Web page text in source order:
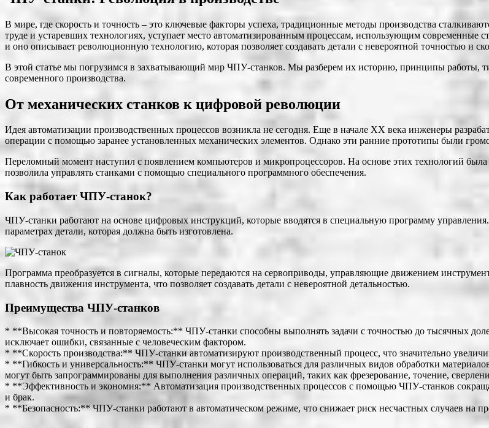
В мире, где скорость и точность – это ключевые факторы успеха, традиционные методы производства
труде и устаревших технологиях, уступает место автоматизированным процессам, использующим
и оно описывает революционную технологию, которая позволяет создавать детали с невероятной точностью и
В этой статье мы погрузимся в захватывающий мир ЧПУ-станков. Мы разберем их историю, принципы работы,
современного производства.
От механических станков к цифровой революции
Идея автоматизации производственных процессов возникла не сегодня. Еще в начале XX века инженеры
операции с помощью заранее установленных механических элементов. Однако эти ранние прототипы были
Переломный момент наступил с появлением компьютеров и микропроцессоров. На основе этих технологий
позволила управлять станками с помощью специального программного обеспечения.
Как работает ЧПУ-станок?
ЧПУ-станки работают на основе цифровых инструкций, которые вводятся в специальную программу
параметрах детали, которая должна быть изготовлена.
Программа преобразуется в сигналы, которые передаются на сервоприводы, управляющие движением
плавность движения инструмента, что позволяет создавать детали с невероятной детальностью.
Преимущества ЧПУ-станков
* **Высокая точность и повторяемость:** ЧПУ-станки способны выполнять задачи с точностью до тысячных
исключает ошибки, связанные с человеческим фактором.
* **Скорость производства:** ЧПУ-станки автоматизируют производственный процесс, что значительно
* **Гибкость и универсальность:** ЧПУ-станки могут использоваться для различных видов обработки
могут быть запрограммированы для выполнения различных операций, таких как фрезерование, точение,
* **Эффективность и экономия:** Автоматизация производственных процессов с помощью ЧПУ-станков
и брак.
* **Безопасность:** ЧПУ-станки работают в автоматическом режиме, что снижает риск несчастных случаев на